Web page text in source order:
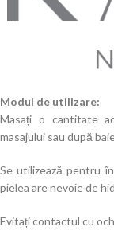
Modul de utilizare:
Masați o cantitate
masajului sau după
Se utilizează pentru
pielea are nevoie de
Evitați contactul cu